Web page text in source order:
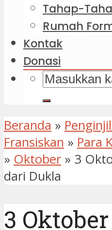
Tahap-
Rumah
Kontak
Donasi
Beranda »
Fransiskan » Para
» Oktober » 3
dari Dukla
3